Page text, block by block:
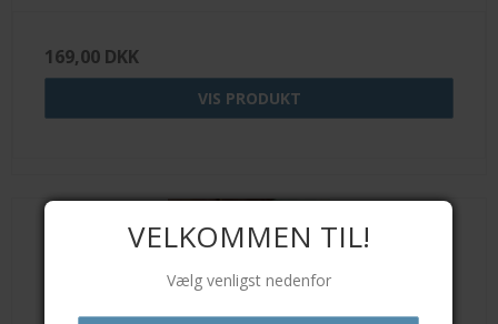
169,00 DKK
VIS PRODUKT
VELKOMMEN TIL!
Vælg venligst nedenfor